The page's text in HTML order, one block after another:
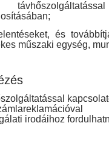
és
műszaki egység,
irodáihoz